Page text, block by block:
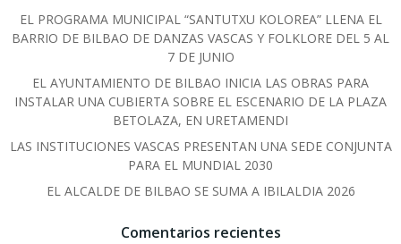
EL PROGRAMA MUNICIPAL “SANTUTXU KOLOREA” LLENA EL
BARRIO DE BILBAO DE DANZAS VASCAS Y FOLKLORE DEL 5 AL
7 DE JUNIO
EL AYUNTAMIENTO DE BILBAO INICIA LAS OBRAS PARA
INSTALAR UNA CUBIERTA SOBRE EL ESCENARIO DE LA PLAZA
BETOLAZA, EN URETAMENDI
LAS INSTITUCIONES VASCAS PRESENTAN UNA SEDE CONJUNTA
PARA EL MUNDIAL 2030
EL ALCALDE DE BILBAO SE SUMA A IBILALDIA 2026
Comentarios recientes